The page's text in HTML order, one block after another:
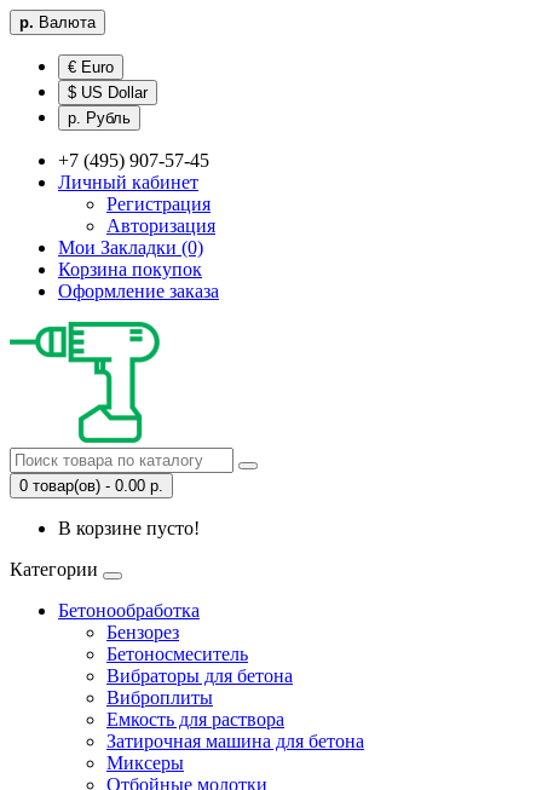
р. Валюта
€ Euro
$ US Dollar
р. Рубль
+7 (495) 907-57-45
Личный кабинет
Регистрация
Авторизация
Мои Закладки (0)
Корзина покупок
Оформление заказа
0 товар(ов) - 0.00 р.
В корзине пусто!
Категории
Бетонообработка
Бензорез
Бетоносмеситель
Вибраторы для бетона
Виброплиты
Емкость для раствора
Затирочная машина для бетона
Миксеры
Отбойные молотки